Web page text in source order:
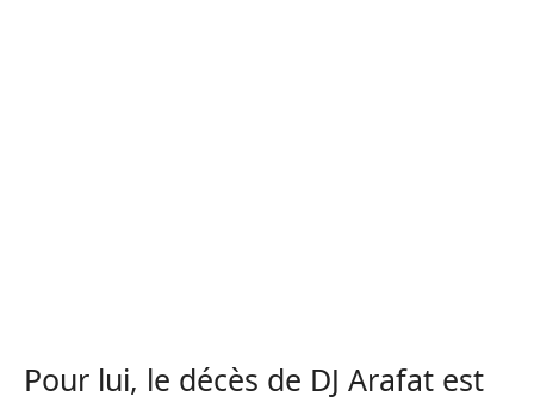
Pour lui, le décès de DJ Arafat est